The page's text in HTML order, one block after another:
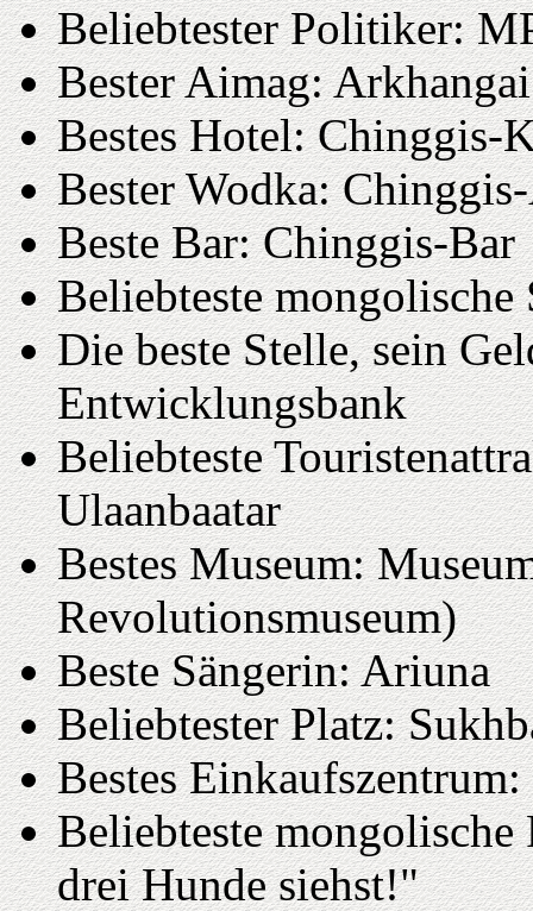
Beliebtester Politiker:
Bester Aimag: Arkhangai
Bestes Hotel: Chinggis-
Bester Wodka:
Beste Bar: Chinggis-Bar
Beliebteste
Die beste Stelle, sein
Entwicklungsbank
Beliebteste
Ulaanbaatar
Bestes Museum:
Revolutionsmuseum)
Beste Sängerin: Ariuna
Beliebtester Platz:
Bestes
Beliebteste
drei Hunde siehst!"